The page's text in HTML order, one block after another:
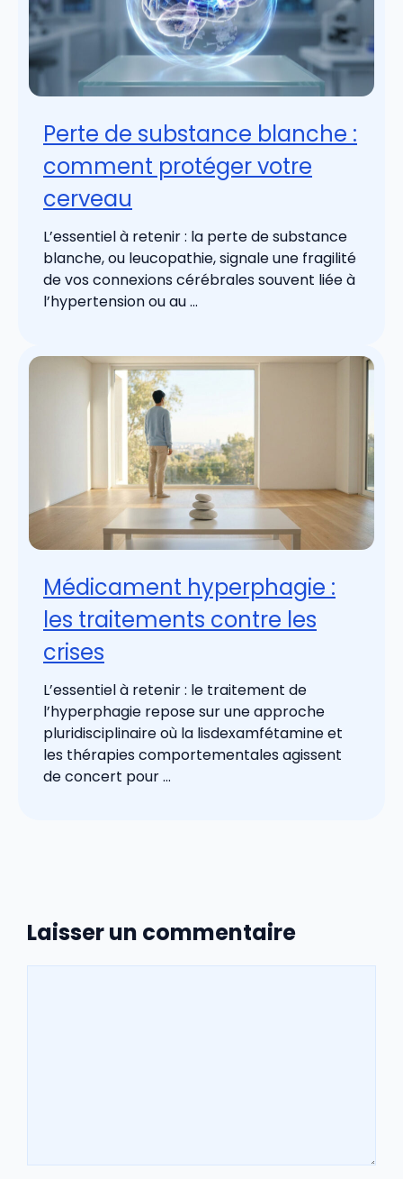
Perte de substance blanche :
comment protéger votre
cerveau
L’essentiel à retenir : la perte de substance
blanche, ou leucopathie, signale une fragilité
de vos connexions cérébrales souvent liée à
l’hypertension ou au ...
Médicament hyperphagie :
les traitements contre les
crises
L’essentiel à retenir : le traitement de
l’hyperphagie repose sur une approche
pluridisciplinaire où la lisdexamfétamine et
les thérapies comportementales agissent
de concert pour ...
Laisser un commentaire